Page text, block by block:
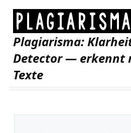
Plagiarisma:
Detector — erkennt
Texte